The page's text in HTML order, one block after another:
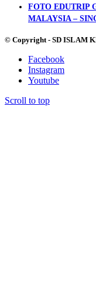
FOTO EDUTRIP
MALAYSIA –
© Copyright - SD ISLAM
Facebook
Instagram
Youtube
Scroll to top